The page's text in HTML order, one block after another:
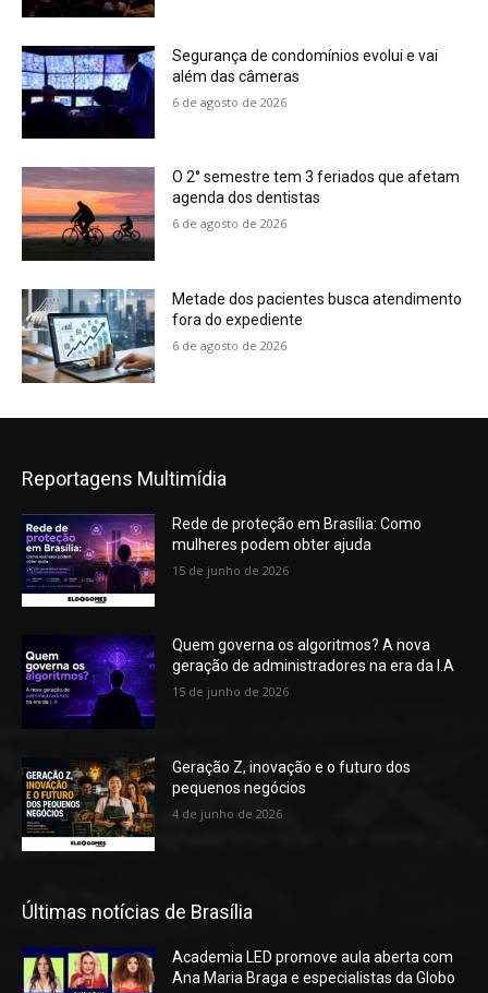
Segurança de condomínios evolui e vai
além das câmeras
6 de agosto de 2026
O 2° semestre tem 3 feriados que afetam
agenda dos dentistas
6 de agosto de 2026
Metade dos pacientes busca atendimento
fora do expediente
6 de agosto de 2026
Reportagens Multimídia
Rede de proteção em Brasília: Como
mulheres podem obter ajuda
15 de junho de 2026
Quem governa os algoritmos? A nova
geração de administradores na era da I.A
15 de junho de 2026
Geração Z, inovação e o futuro dos
pequenos negócios
4 de junho de 2026
Últimas notícias de Brasília
Academia LED promove aula aberta com
Ana Maria Braga e especialistas da Globo